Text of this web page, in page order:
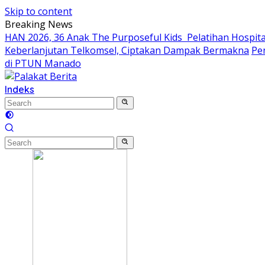
Skip to content
Breaking News
HAN 2026, 36 Anak The Purposeful Kids Pelatihan
Keberlanjutan Telkomsel, Ciptakan Dampak Bermakna
di PTUN Manado
Indeks